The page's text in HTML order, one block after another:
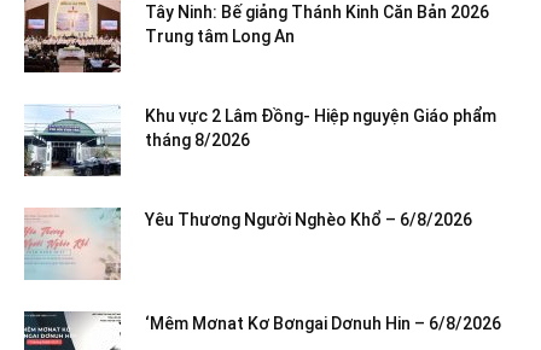
Tây Ninh: Bế giảng Thánh Kinh Căn Bản 2026
Trung tâm Long An
Khu vực 2 Lâm Đồng- Hiệp nguyện Giáo phẩm
tháng 8/2026
Yêu Thương Người Nghèo Khổ – 6/8/2026
‘Mêm Mơnat Kơ Bơngai Dơnuh Hin – 6/8/2026